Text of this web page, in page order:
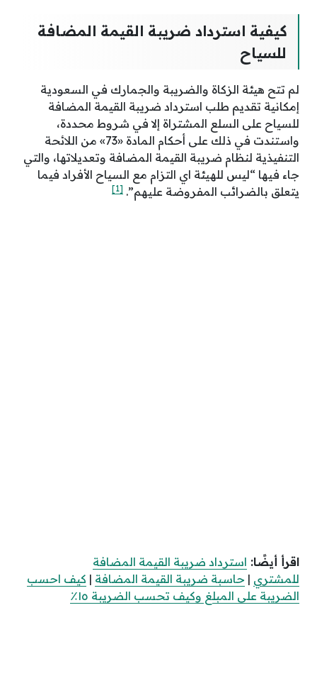
كيفية استرداد ضريبة القيمة المضافة
للسياح
لم تتح هيئة الزكاة والضريبة والجمارك في السعودية
إمكانية تقديم طلب استرداد ضريبة القيمة المضافة
للسياح على السلع المشتراة إلا في شروط محددة،
واستندت في ذلك على أحكام المادة «73» من اللائحة
التنفيذية لنظام ضريبة القيمة المضافة وتعديلاتها، والتي
جاء فيها “ليس للهيئة اي التزام مع السياح الأفراد فيما
يتعلق بالضرائب المفروضة عليهم”. [1]
اقرأ أيضًا: استرداد ضريبة القيمة المضافة
للمشتري | حاسبة ضريبة القيمة المضافة | كيف احسب
الضريبة على المبلغ وكيف تحسب الضريبة ١٥٪